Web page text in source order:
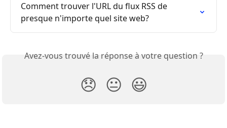
Comment trouver l'URL du flux RSS de
presque n'importe quel site web?
Avez-vous trouvé la réponse à votre question ?
😞 😐 😃